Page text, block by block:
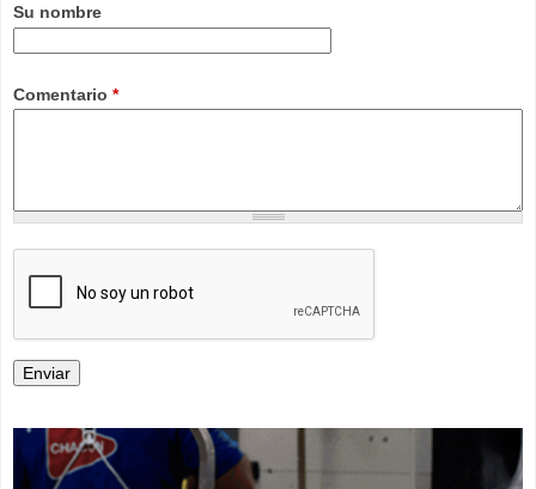
Su nombre
Comentario *